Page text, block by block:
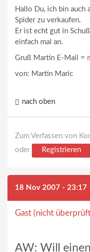
Hallo Du, ich bin auch
Spider zu verkaufen.
Er ist echt gut in
einfach mal an.
Gruß Martin E-Mail =
von: Martin Maric
nach oben
Zum Verfassen von
oder
Registrieren
18 Nov 2007 - 23:17
Gast (nicht
AW: Will